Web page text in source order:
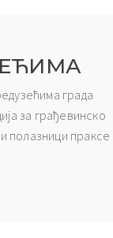
града
за грађевинско
полазници праксе